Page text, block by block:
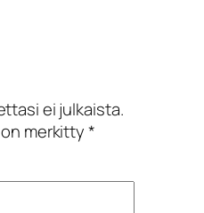
ei julkaista.
merkitty*